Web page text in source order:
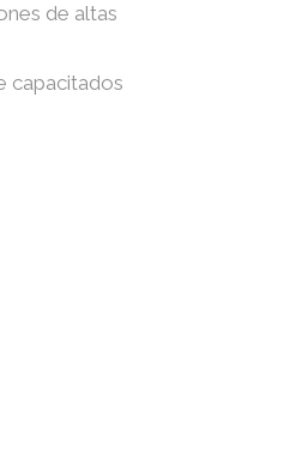
de altas
capacitados